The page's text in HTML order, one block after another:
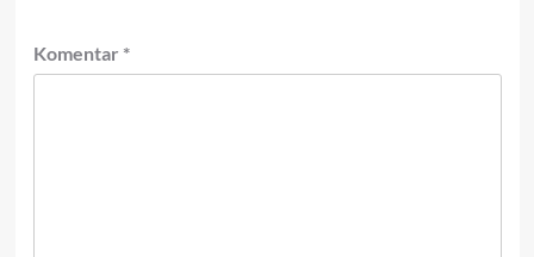
Komentar *